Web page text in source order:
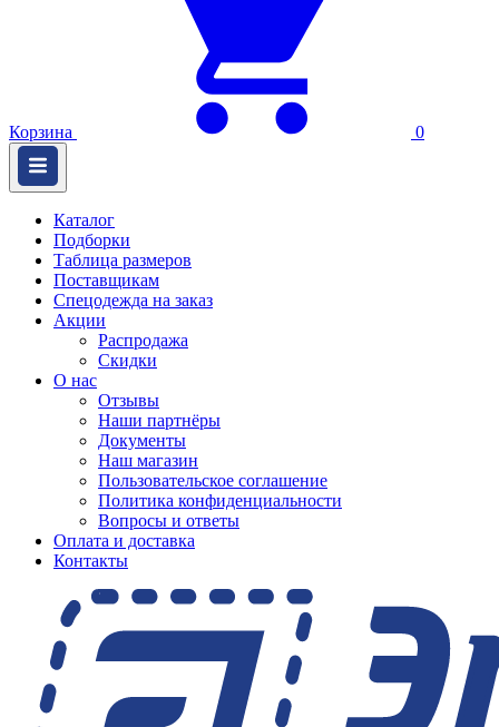
Корзина 0
Каталог
Подборки
Таблица размеров
Поставщикам
Спецодежда на заказ
Акции
Распродажа
Скидки
О нас
Отзывы
Наши партнёры
Документы
Наш магазин
Пользовательское соглашение
Политика конфиденциальности
Вопросы и ответы
Оплата и доставка
Контакты